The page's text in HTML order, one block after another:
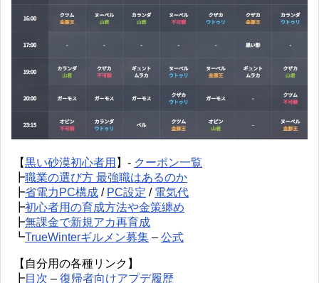
【黒い砂漠初心者用 】- クーポン一覧
┣職業の選び方 最強職はあるのか
┣省電力PC構成 / PC設定 / 電気代
┣初心者用の育成方法や金策纏め
┣無課金で新規アカ再育成
┗TrueWinterギルメン募集 – 公式
【自分用の各種リンク】
┣目次 – 復帰者向けアプデ履歴